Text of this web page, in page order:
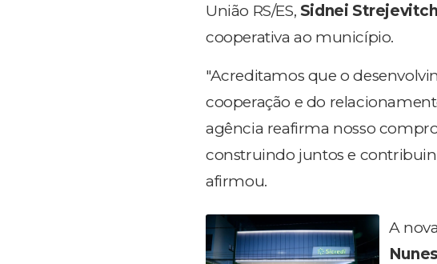
União RS/ES, Sidnei Strejevitch
cooperativa ao município.
"Acreditamos que o
cooperação e do
agência reafirma nosso
construindo juntos e
afirmou.
A